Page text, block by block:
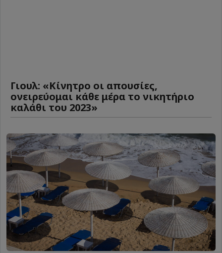
Γιουλ: «Κίνητρο οι απουσίες,
ονειρεύομαι κάθε μέρα το νικητήριο
καλάθι του 2023»